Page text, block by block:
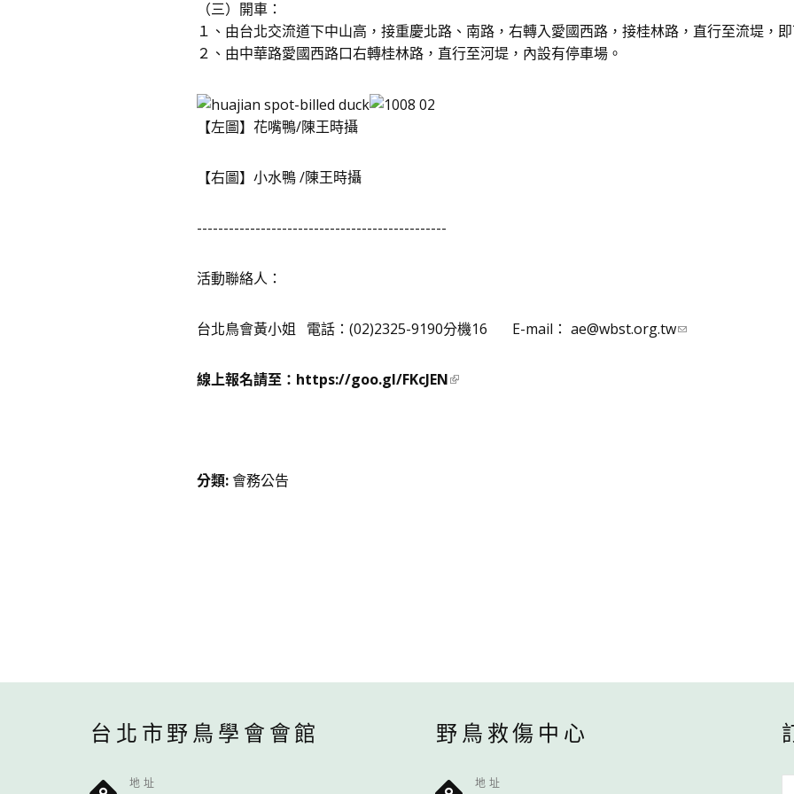
（三）開車：
１、由台北交流道下中山高，接重慶北路、南路，右轉入愛國西路，接桂林路，直行至流堤，
２、由中華路愛國西路口右轉桂林路，直行至河堤，內設有停車場。
【左圖】花嘴鴨/陳王時攝
【右圖】小水鴨 /陳王時攝
-----------------------------------------------
活動聯絡人：
台北鳥會黃小姐 電話：(02)2325-9190分機16 E-mail： ae@wbst.org.tw
線上報名請至： https://goo.gl/FKcJEN
分類:會務公告
台北市野鳥學會會館
地址
野鳥救傷中心
地址